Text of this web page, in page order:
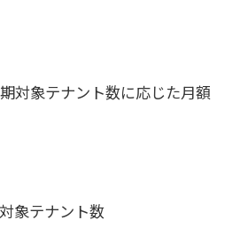
対象テナント数に応じた月額
象テナント数